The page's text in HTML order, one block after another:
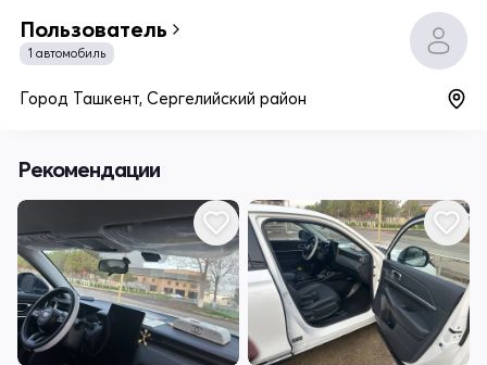
Пользователь
1 автомобиль
Город Ташкент, Сергелийский район
Рекомендации